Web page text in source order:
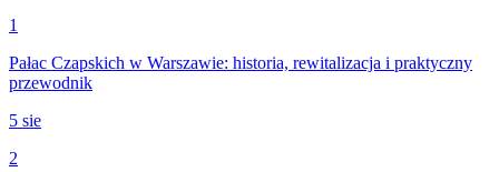
1
Pałac Czapskich w Warszawie: historia, rewitalizacja i praktyczny
przewodnik
5 sie
2